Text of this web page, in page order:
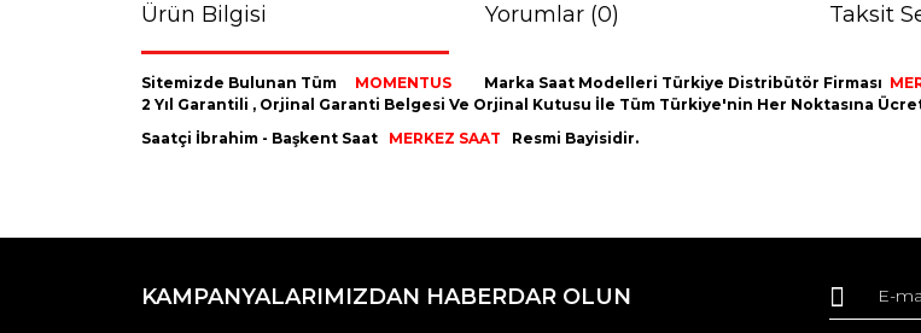
Ürün Bilgisi Yorumlar (0) Taksit
Sitemizde Bulunan Tüm MOMENTUS Marka Saat Modelleri Türkiye Distribütör Firması
2 Yıl Garantili , Orjinal Garanti Belgesi Ve Orjinal Kutusu İle Tüm Türkiye'nin Her Noktasına
Saatçi İbrahim - Başkent Saat MERKEZ SAAT Resmi Bayisidir.
Yorum Yaz
Görüş ve önerileriniz için teşekkür ederiz.
Ürün resmi kalitesiz, bozuk veya görüntülenemiyor.
KAMPANYALARIMIZDAN HABERDAR OLUN